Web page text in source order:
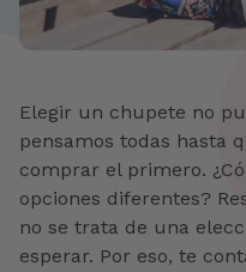
Elegir un chupete no
pensamos todas hasta
comprar el primero.
opciones diferentes?
no se trata de una
esperar. Por eso, te